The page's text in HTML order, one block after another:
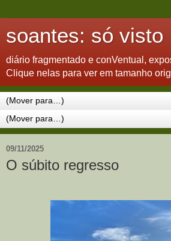
soantes: só visto
diário fragmentado e conVentual,
Clique nelas para ver em tamanho
09/11/2025
O súbito regresso